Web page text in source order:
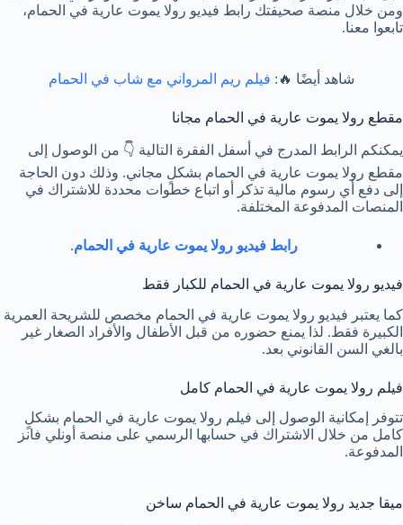
ومن خلال منصة صحيفتك رابط فيديو رولا يموت عارية في الحمام،
تابعوا معنا.
شاهد أيضًا 🔥: فيلم ريم المرواني مع شاب في الحمام
مقطع رولا يموت عارية في الحمام مجانا
يمكنكم الرابط المدرج في أسفل الفقرة التالية 👇 من الوصول إلى
مقطع رولا يموت عارية في الحمام بشكلٍ مجاني. وذلك دون الحاجة
إلى دفع أي رسوم مالية تذكر أو اتباع خطوات محددة للاشتراك في
المنصات المدفوعة المختلفة.
رابط فيديو رولا يموت عارية في الحمام.
فيديو رولا يموت عارية في الحمام للكبار فقط
كما يعتبر فيديو رولا يموت عارية في الحمام مخصص للشريحة العمرية
الكبيرة فقط. لذا يمنع حضوره من قبل الأطفال والأفراد الصغار غير
بالغي السن القانوني بعد.
فيلم رولا يموت عارية في الحمام كامل
تتوفر إمكانية الوصول إلى فيلم رولا يموت عارية في الحمام بشكلٍ
كامل من خلال الاشتراك في حسابها الرسمي على منصة أونلي فانز
المدفوعة.
ميقا جديد رولا يموت عارية في الحمام ساخن